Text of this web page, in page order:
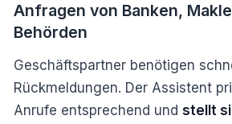
Anfragen von Banken,
Behörden
Geschäftspartner benötigen
Rückmeldungen. Der Assistent
Anrufe entsprechend und stellt